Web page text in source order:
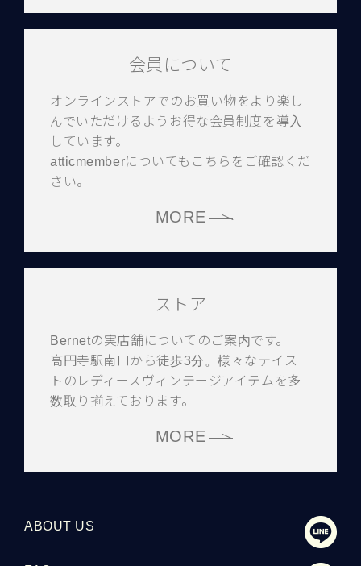
会員について
オンラインストアでのお買い物をより楽し
んでいただけるようお得な会員制度を導入
しています。
atticmemberについてもこちらをご確認くだ
さい。
MORE
ストア
Bernetの実店舗についてのご案内です。
高円寺駅南口から徒歩3分。様々なテイス
トのレディースヴィンテージアイテムを多
数取り揃えております。
MORE
ABOUT US